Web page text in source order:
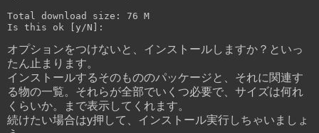
Total download size: 76 M
オプションをつけないと、インストールしますか？といっ
たん止まります。
インストールするそのもののパッケージと、それに関連す
る物の一覧。それらが全部でいくつ必要で、サイズは何れ
くらいか。まで表示してくれます。
続けたい場合はy押して、インストール実行しちゃいましょ